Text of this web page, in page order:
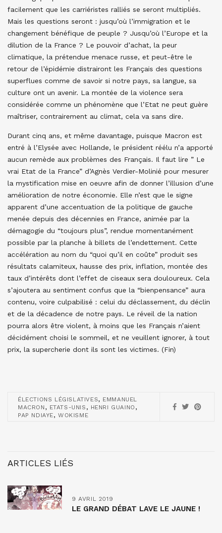
facilement que les carriéristes ralliés se seront multipliés.
Mais les questions seront : jusqu’où l’immigration et le
changement bénéfique de peuple ? Jusqu’où l’Europe et la
dilution de la France ? Le pouvoir d’achat, la peur
climatique, la prétendue menace russe, et peut-être le
retour de l’épidémie distrairont les Français des questions
superflues comme de savoir si notre pays, sa langue, sa
culture ont un avenir. La montée de la violence sera
considérée comme un phénomène que l’Etat ne peut guère
maîtriser, contrairement au climat, cela va sans dire.
Durant cinq ans, et même davantage, puisque Macron est
entré à l’Elysée avec Hollande, le président réélu n’a apporté
aucun remède aux problèmes des Français. Il faut lire ” Le
vrai Etat de la France” d’Agnès Verdier-Molinié pour mesurer
la mystification mise en oeuvre afin de donner l’illusion d’une
amélioration de notre économie. Elle n’est que le signe
apparent d’une accentuation de la politique de gauche
menée depuis des décennies en France, animée par la
démagogie du “toujours plus”, rendue momentanément
possible par la planche à billets de l’endettement. Cette
accélération au nom du “quoi qu’il en coûte” produit ses
résultats calamiteux, hausse des prix, inflation, montée des
taux d’intérêts dont l’effet de ciseaux sera douloureux. Cela
s’ajoutera au sentiment confus que la “bienpensance” aura
contenu, voire culpabilisé : celui du déclassement, du déclin
et de la décadence de notre pays. Le réveil de la nation
pourra alors être violent, à moins que les Français n’aient
décidément choisi le sommeil, et ne veuillent ignorer, à tout
prix, la supercherie dont ils sont les victimes. (Fin)
ÉLECTIONS LÉGISLATIVES, EMMANUEL
MACRON , ETATS-UNIS , HENRI GUAINO ,
PAP NDIAYE, WOKISME
ARTICLES LIÉS
9 AVRIL 2019
LE GRAND DÉBAT LAVE LE JAUNE !